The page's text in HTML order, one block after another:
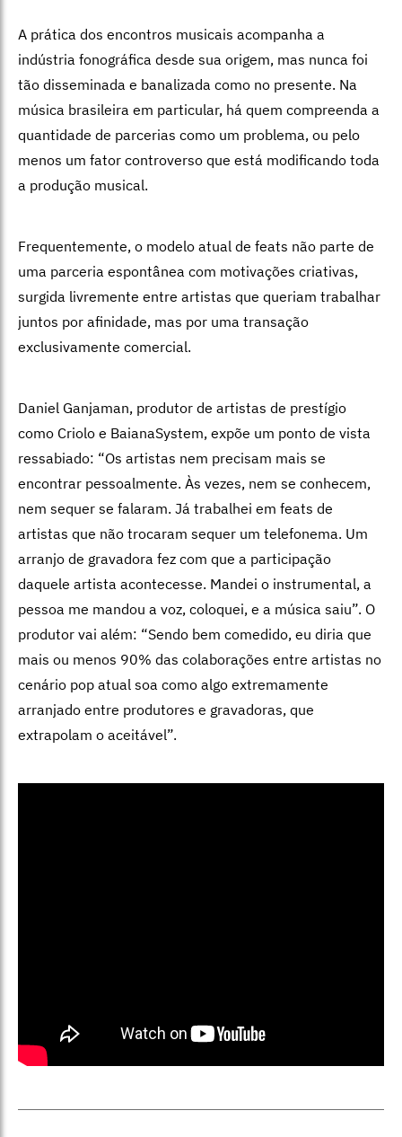
A prática dos encontros musicais acompanha a
indústria fonográfica desde sua origem, mas nunca foi
tão disseminada e banalizada como no presente. Na
música brasileira em particular, há quem compreenda a
quantidade de parcerias como um problema, ou pelo
menos um fator controverso que está modificando toda
a produção musical.
Frequentemente, o modelo atual de feats não parte de
uma parceria espontânea com motivações criativas,
surgida livremente entre artistas que queriam trabalhar
juntos por afinidade, mas por uma transação
exclusivamente comercial.
Daniel Ganjaman, produtor de artistas de prestígio
como Criolo e BaianaSystem, expõe um ponto de vista
ressabiado: “Os artistas nem precisam mais se
encontrar pessoalmente. Às vezes, nem se conhecem,
nem sequer se falaram. Já trabalhei em feats de
artistas que não trocaram sequer um telefonema. Um
arranjo de gravadora fez com que a participação
daquele artista acontecesse. Mandei o instrumental, a
pessoa me mandou a voz, coloquei, e a música saiu”. O
produtor vai além: “Sendo bem comedido, eu diria que
mais ou menos 90% das colaborações entre artistas no
cenário pop atual soa como algo extremamente
arranjado entre produtores e gravadoras, que
extrapolam o aceitável”.